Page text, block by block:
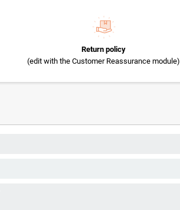
Return policy
(edit with the Customer Reassurance module)